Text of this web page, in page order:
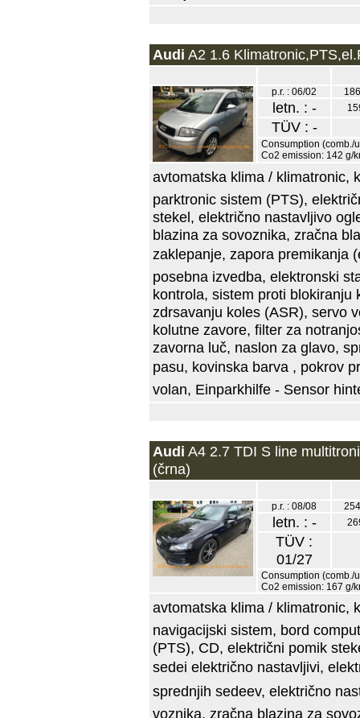
Audi A2 1.6
p.r. : 06/02
letn. : -
TÜV : -
Consumption (comb./
Co2 emission: 142 g/
avtomatska klima / klimatronic,
parktronic sistem (PTS),
stekel, električno nastavljivo
blazina za sovoznika, zračna
zaklepanje, zapora premikanja
posebna izvedba, elektronski
kontrola, sistem proti blokiranju
zdrsavanju koles (ASR), servo
kolutne zavore, filter za
zavorna luč, naslon za glavo,
pasu, kovinska barva , pokrov
volan, Einparkhilfe - Sensor
Audi A4 2.7 TDI S line
(črna)
p.r. : 08/08
letn. : -
TÜV :
01/27
Consumption (comb./
Co2 emission: 167 g/
avtomatska klima / klimatronic,
navigacijski sistem, bord
(PTS), CD, električni pomik
sedei električno nastavljivi,
sprednjih sedeev, električno
voznika, zračna blazina za